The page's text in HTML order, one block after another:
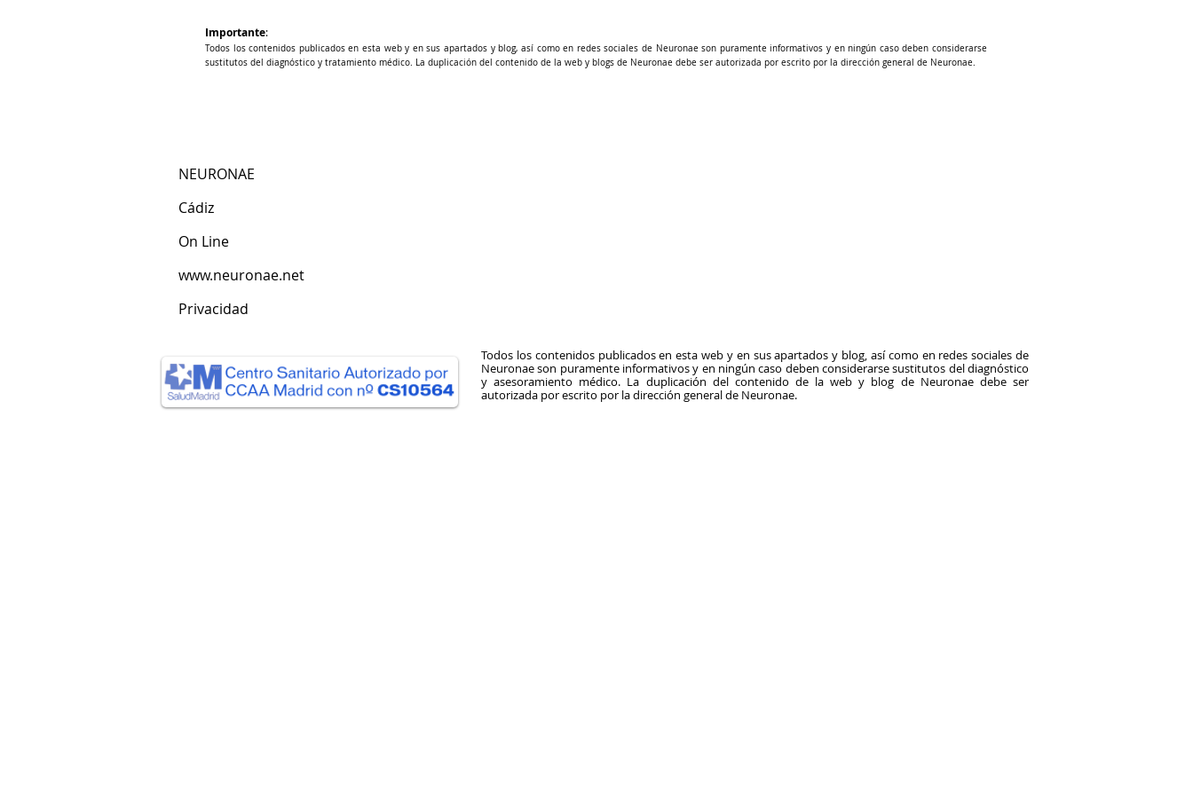
Importante:
Todos los contenidos publicados en esta web y en sus apartados y blog, así como en redes sociales de Neuronae son puramente informativos y en ningún caso deben considerarse
sustitutos del diagnóstico y tratamiento médico. La duplicación del contenido de la web y blogs de Neuronae debe ser autorizada por escrito por la dirección general de Neuronae.
NEURONAE
Cádiz​
​On Line
www.neuronae.net
Privacidad
Todos los contenidos publicados en esta web y en sus apartados y blog, así como en redes sociales de
Neuronae son puramente informativos y en ningún caso deben considerarse sustitutos del diagnóstico
y asesoramiento médico. La duplicación del contenido de la web y blog de Neuronae debe ser
autorizada por escrito por la dirección general de Neuronae.